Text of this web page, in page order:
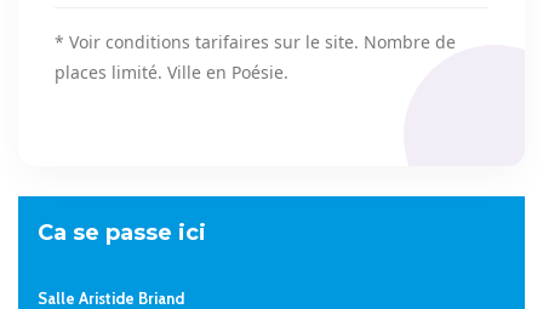
* Voir conditions tarifaires sur le site. Nombre de
places limité. Ville en Poésie.
Ca se passe ici
Salle Aristide Briand